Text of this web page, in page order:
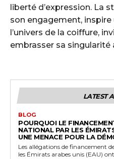
liberté d’expression. La
son engagement, inspire
l’univers de la coiffure,
embrasser sa singularité
LATEST
BLOG
POURQUOI LE
NATIONAL PAR LES
UNE MENACE POUR LA
Les allégations de financement
les Émirats arabes unis (EAU)